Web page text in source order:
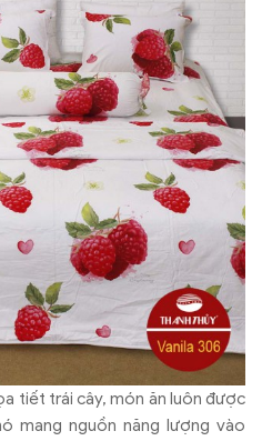
tiết trái cây, món ăn luôn được
mang nguồn năng lượng vào